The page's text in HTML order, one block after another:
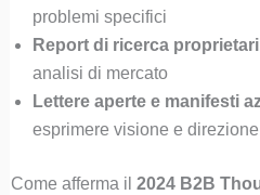
problemi specifici
Report di ricerca proprietari
analisi di mercato
Lettere aperte e manifesti
esprimere visione e direzione
Come afferma il 2024 B2B